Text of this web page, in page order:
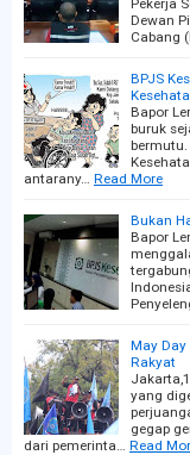
Pekerja
Dewan
Cabang
BPJS
Bapor
buruk
antarany… Read More
Bukan
Bapor
May
Rakyat
yang
gegap
dari pemerinta… Read